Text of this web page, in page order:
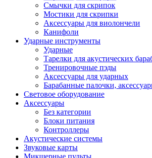
Смычки для скрипок
Мостики для скрипки
Аксессуары для виолончели
Канифоли
Ударные инструменты
Ударные
Тарелки для акустических
Тренировочные пэды
Аксессуары для ударных
Барабанные палочки,
Световое оборудование
Аксессуары
Без категории
Блоки питания
Контроллеры
Акустические системы
Звуковые карты
Микшерные пульты